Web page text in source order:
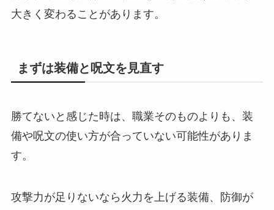
大きく変わることがあります。
まずは装備と呪文を見直す
勝てないと感じた時は、職業そのものよりも、装
備や呪文の使い方が合っていない可能性がありま
す。
攻撃力が足りないなら火力を上げる装備、防御が